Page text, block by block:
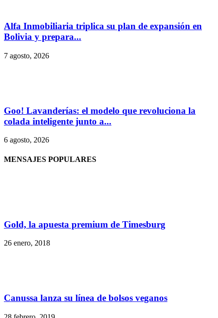
Alfa Inmobiliaria triplica su plan de expansión en
Bolivia y prepara...
7 agosto, 2026
Goo! Lavanderías: el modelo que revoluciona la
colada inteligente junto a...
6 agosto, 2026
MENSAJES POPULARES
Gold, la apuesta premium de Timesburg
26 enero, 2018
Canussa lanza su línea de bolsos veganos